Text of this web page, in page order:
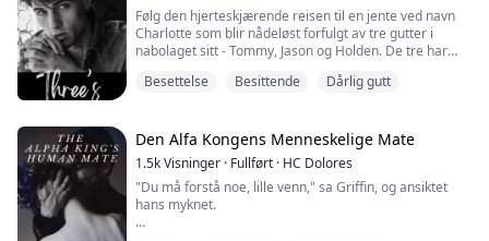
Du vet den ...
Følg den hjerteskjærende reisen til en jente ved navn
Charlotte som blir nådeløst forfulgt av tre gutter i
nabolaget sitt - Tommy, Jason og Holden. De tre har
besettelse for hennes beskjedne personlighet...
for å overleve... selv om det betyr å gjøre noe hun vil
angre dypt på!
Mens hun fl...
Besettelse Besittende Dårlig gutt
Den Alfa Kongens Menneskelige Mate
1.5kVisninger · Fullført · HC Dolores
"Du må forstå noe, lille venn," sa Griffin, og ansiktet
hans myknet.